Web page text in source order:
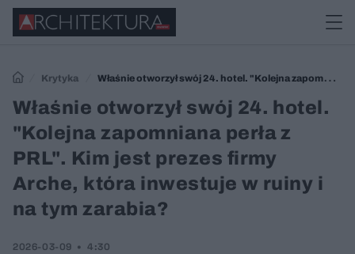
Krytyka
Właśnie otworzył swój 24. hotel. "Kolejna zapomniana
perła z PRL". Kim jest prezes firmy Arche, która inwestuje w ruiny i na
Właśnie otworzył swój 24. hotel.
"Kolejna zapomniana perła z
PRL". Kim jest prezes firmy
Arche, która inwestuje w ruiny i
na tym zarabia?
2026-03-09 4:30